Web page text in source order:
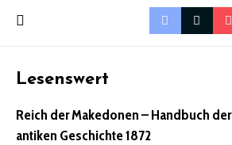
Lesenswert
Reich der Makedonen – Handbuch der
antiken Geschichte 1872